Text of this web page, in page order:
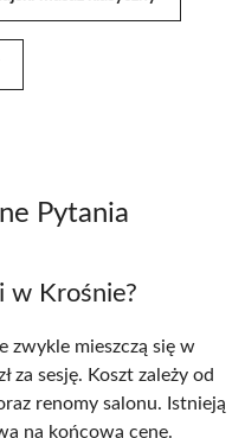
Pytania
w Krośnie?
zwykle mieszczą się w
za sesję. Koszt zależy od
renomy salonu. Istnieją
na końcową cenę.